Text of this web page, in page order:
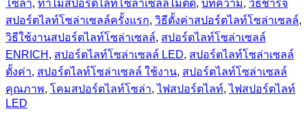
โซล่า, ทำไมสปอร์ตไลท์โซล่าเซลล์ไม่ติด, บทความ, วิธีชาร์จ
สปอร์ตไลท์โซล่าเซลล์ครั้งแรก, วิธีตั้งค่าสปอร์ตไลท์โซล่าเซลล์,
วิธีใช้งานสปอร์ตไลท์โซล่าเซลล์, สปอร์ตไลท์โซล่าเซลล์
ENRICH , สปอร์ตไลท์โซล่าเซลล์ LED, สปอร์ตไลท์โซล่าเซลล์
ตั้งค่า, สปอร์ตไลท์โซล่าเซลล์ ใช้งาน, สปอร์ตไลท์โซล่าเซลล์
คุณภาพ, โคมสปอร์ตไลท์โซล่า,ไฟสปอร์ตไลท์,ไฟสปอร์ตไลท์
LED